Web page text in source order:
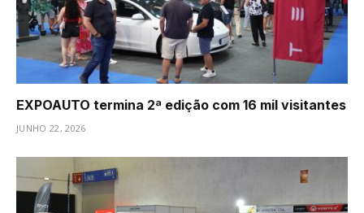
EXPOAUTO termina 2ª edição com 16 mil visitantes
JUNHO 22, 2026